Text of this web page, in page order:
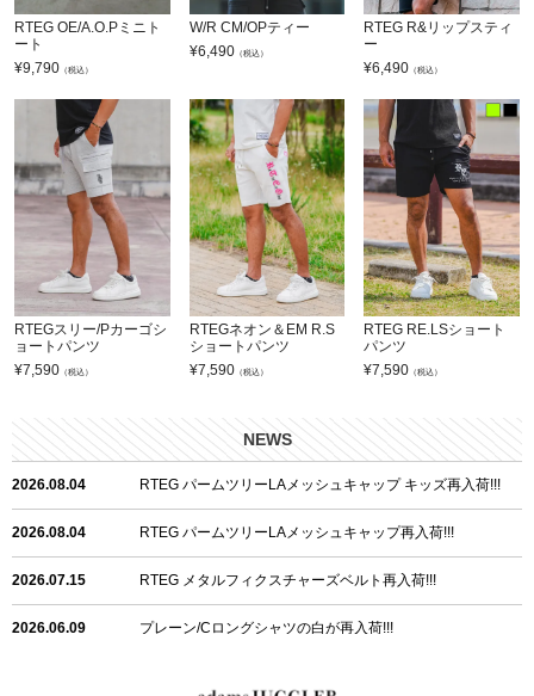
RTEG OE/A.O.Pミニト
ート
¥9,790 （税込）
W/R CM/OPティー
¥6,490（税込）
RTEG R&リップスティ
ー
¥6,490 （税込）
RTEGスリー/Pカーゴシ
ョートパンツ
¥7,590 （税込）
RTEGネオン＆EM R.S
ショートパンツ
¥7,590（税込）
RTEG RE.LSショート
パンツ
¥7,590 （税込）
NEWS
2026.08.04 RTEG パームツリーLAメッシュキャップ キッズ再入荷!!!
2026.08.04 RTEG パームツリーLAメッシュキャップ再入荷!!!
2026.07.15 RTEG メタルフィクスチャーズベルト再入荷!!!
2026.06.09 プレーン/Cロングシャツの白が再入荷!!!